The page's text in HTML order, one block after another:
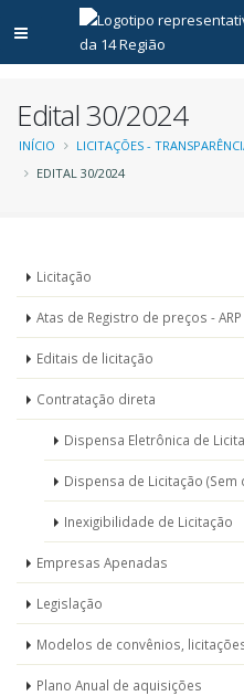
Abrir menu principal
Edital 30/2024
Trilha
INÍCIO LICITAÇÕES -
EDITAL 30/2024
Menu
Licitações
Licitação
Atas de Registro de preços - ARP
Editais de licitação
Contratação direta
Dispensa Eletrônica de
Dispensa de Licitação (Sem
Inexigibilidade de Licitação
Empresas Apenadas
Legislação
Modelos de convênios,
Plano Anual de aquisições